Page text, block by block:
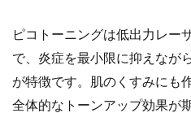
ピコトーニングは低出力レー
で、炎症を最小限に抑えなが
が特徴です。肌のくすみにも
全体的なトーンアップ効果が